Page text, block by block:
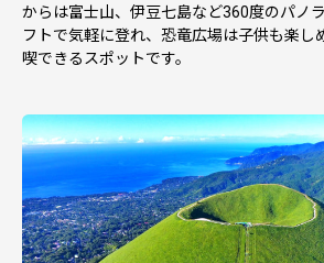
からは富士山、伊豆七島など360度のパノ
フトで気軽に登れ、恐竜広場は子供も楽し
喫できるスポットです。